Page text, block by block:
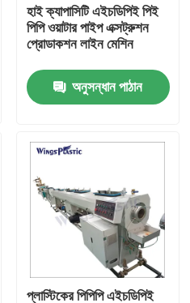
হাই ক্যাপাসিটি এইচডিপিই পিই
পিপি ওয়াটার পাইপ এক্সট্রুশন
প্রোডাকশন লাইন মেশিন
অনুসন্ধান পাঠান
প্লাস্টিকের পিপিপি এইচডিপিই